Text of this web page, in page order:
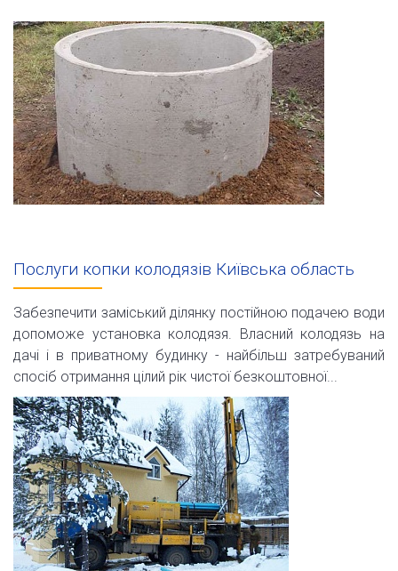
Послуги копки колодязів Київська область
Забезпечити заміський ділянку постійною подачею води
допоможе установка колодязя. Власний колодязь на
дачі і в приватному будинку - найбільш затребуваний
спосіб отримання цілий рік чистої безкоштовної...